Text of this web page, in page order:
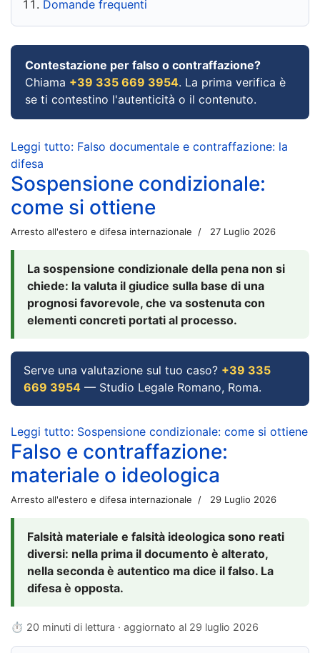
Domande frequenti
Contestazione per falso o contraffazione?
Chiama +39 335 669 3954. La prima verifica è
se ti contestino l'autenticità o il contenuto.
Leggi tutto: Falso documentale e contraffazione: la
difesa
Sospensione condizionale:
come si ottiene
Arresto all'estero e difesa internazionale 27 Luglio 2026
La sospensione condizionale della pena non si
chiede: la valuta il giudice sulla base di una
prognosi favorevole, che va sostenuta con
elementi concreti portati al processo.
Serve una valutazione sul tuo caso? +39 335
669 3954 — Studio Legale Romano, Roma.
Leggi tutto: Sospensione condizionale: come si ottiene
Falso e contraffazione:
materiale o ideologica
Arresto all'estero e difesa internazionale 29 Luglio 2026
Falsità materiale e falsità ideologica sono reati
diversi: nella prima il documento è alterato,
nella seconda è autentico ma dice il falso. La
difesa è opposta.
⏱ 20 minuti di lettura · aggiornato al 29 luglio 2026